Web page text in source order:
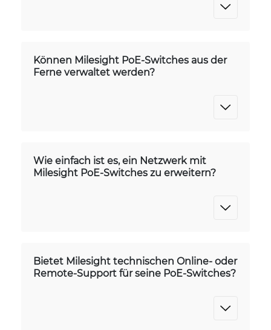
Können Milesight PoE-Switches aus der
Ferne verwaltet werden?
Wie einfach ist es, ein Netzwerk mit
Milesight PoE-Switches zu erweitern?
Bietet Milesight technischen Online- oder
Remote-Support für seine PoE-Switches?